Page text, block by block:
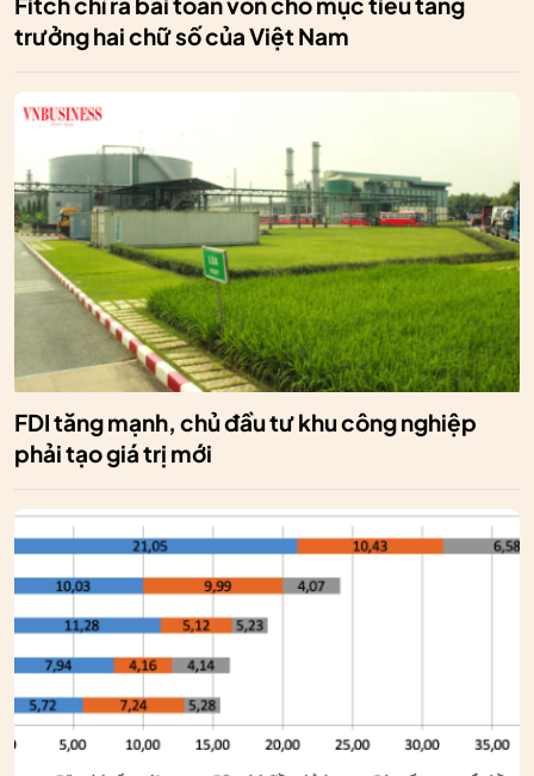
Fitch chỉ ra bài toán vốn cho mục tiêu tăng
trưởng hai chữ số của Việt Nam
FDI tăng mạnh, chủ đầu tư khu công nghiệp
phải tạo giá trị mới